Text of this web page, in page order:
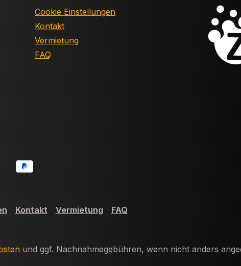
Cookie Einstellungen
Kontakt
Vermietung
FAQ
Kontakt Vermietung FAQ
und ggf. Nachnahmegebühren, wenn nicht anders